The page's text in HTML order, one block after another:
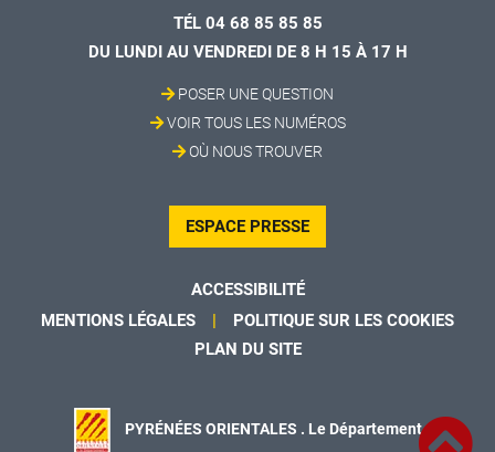
TÉL 04 68 85 85 85
DU LUNDI AU VENDREDI DE 8 H 15 À 17 H
POSER UNE QUESTION
VOIR TOUS LES NUMÉROS
OÙ NOUS TROUVER
ESPACE PRESSE
ACCESSIBILITÉ
MENTIONS LÉGALES
POLITIQUE SUR LES COOKIES
PLAN DU SITE
PYRÉNÉES ORIENTALES . Le Département